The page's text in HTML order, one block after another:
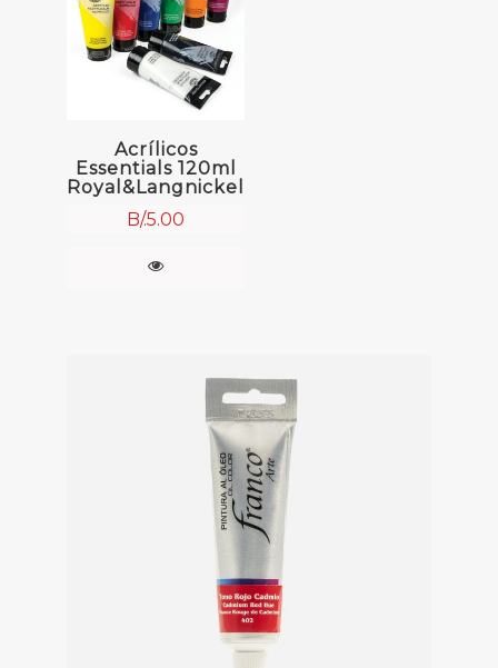
Acrílicos
Essentials 120ml
Royal&Langnickel
B/.5.00